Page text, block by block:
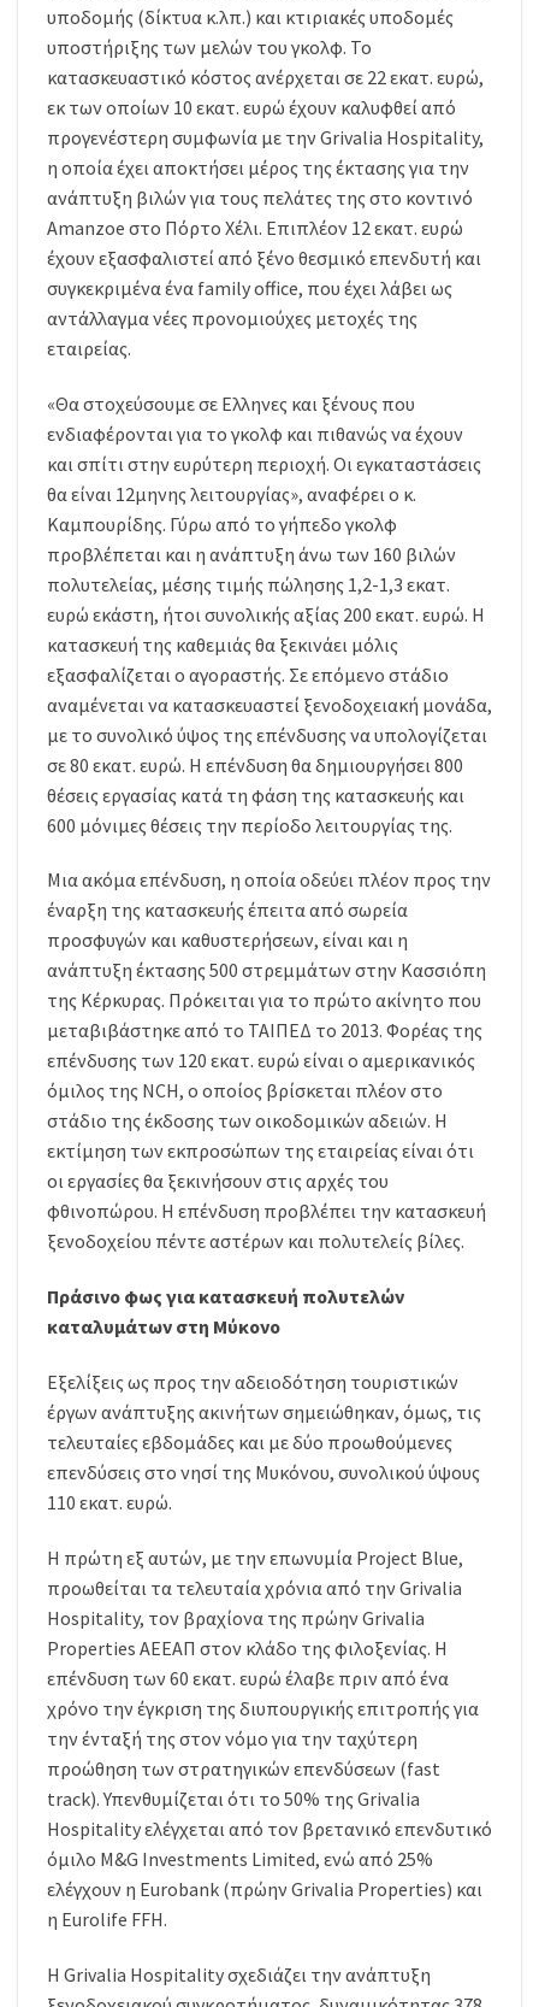
υποδομής (δίκτυα κ.λπ.) και κτιριακές υποδομές
υποστήριξης των μελών του γκολφ. Το
κατασκευαστικό κόστος ανέρχεται σε 22 εκατ. ευρώ,
εκ των οποίων 10 εκατ. ευρώ έχουν καλυφθεί από
προγενέστερη συμφωνία με την Grivalia Hospitality,
η οποία έχει αποκτήσει μέρος της έκτασης για την
ανάπτυξη βιλών για τους πελάτες της στο κοντινό
Amanzoe στο Πόρτο Χέλι. Επιπλέον 12 εκατ. ευρώ
έχουν εξασφαλιστεί από ξένο θεσμικό επενδυτή και
συγκεκριμένα ένα family office, που έχει λάβει ως
αντάλλαγμα νέες προνομιούχες μετοχές της
εταιρείας.
«Θα στοχεύσουμε σε Ελληνες και ξένους που
ενδιαφέρονται για το γκολφ και πιθανώς να έχουν
και σπίτι στην ευρύτερη περιοχή. Οι εγκαταστάσεις
θα είναι 12μηνης λειτουργίας», αναφέρει ο κ.
Καμπουρίδης. Γύρω από το γήπεδο γκολφ
προβλέπεται και η ανάπτυξη άνω των 160 βιλών
πολυτελείας, μέσης τιμής πώλησης 1,2-1,3 εκατ.
ευρώ εκάστη, ήτοι συνολικής αξίας 200 εκατ. ευρώ. Η
κατασκευή της καθεμιάς θα ξεκινάει μόλις
εξασφαλίζεται ο αγοραστής. Σε επόμενο στάδιο
αναμένεται να κατασκευαστεί ξενοδοχειακή μονάδα,
με το συνολικό ύψος της επένδυσης να υπολογίζεται
σε 80 εκατ. ευρώ. Η επένδυση θα δημιουργήσει 800
θέσεις εργασίας κατά τη φάση της κατασκευής και
600 μόνιμες θέσεις την περίοδο λειτουργίας της.
Μια ακόμα επένδυση, η οποία οδεύει πλέον προς την
έναρξη της κατασκευής έπειτα από σωρεία
προσφυγών και καθυστερήσεων, είναι και η
ανάπτυξη έκτασης 500 στρεμμάτων στην Κασσιόπη
της Κέρκυρας. Πρόκειται για το πρώτο ακίνητο που
μεταβιβάστηκε από το ΤΑΙΠΕΔ το 2013. Φορέας της
επένδυσης των 120 εκατ. ευρώ είναι ο αμερικανικός
όμιλος της NCH, ο οποίος βρίσκεται πλέον στο
στάδιο της έκδοσης των οικοδομικών αδειών. Η
εκτίμηση των εκπροσώπων της εταιρείας είναι ότι
οι εργασίες θα ξεκινήσουν στις αρχές του
φθινοπώρου. Η επένδυση προβλέπει την κατασκευή
ξενοδοχείου πέντε αστέρων και πολυτελείς βίλες.
Πράσινο φως για κατασκευή πολυτελών
καταλυμάτων στη Μύκονο
Εξελίξεις ως προς την αδειοδότηση τουριστικών
έργων ανάπτυξης ακινήτων σημειώθηκαν, όμως, τις
τελευταίες εβδομάδες και με δύο προωθούμενες
επενδύσεις στο νησί της Μυκόνου, συνολικού ύψους
110 εκατ. ευρώ.
Η πρώτη εξ αυτών, με την επωνυμία Project Blue,
προωθείται τα τελευταία χρόνια από την Grivalia
Hospitality, τον βραχίονα της πρώην Grivalia
Properties ΑΕΕΑΠ στον κλάδο της φιλοξενίας. Η
επένδυση των 60 εκατ. ευρώ έλαβε πριν από ένα
χρόνο την έγκριση της διυπουργικής επιτροπής για
την ένταξή της στον νόμο για την ταχύτερη
προώθηση των στρατηγικών επενδύσεων (fast
track). Υπενθυμίζεται ότι το 50% της Grivalia
Hospitality ελέγχεται από τον βρετανικό επενδυτικό
όμιλο Μ&G Investments Limited, ενώ από 25%
ελέγχουν η Eurobank (πρώην Grivalia Properties) και
η Eurolife FFH.
Η Grivalia Hospitality σχεδιάζει την ανάπτυξη